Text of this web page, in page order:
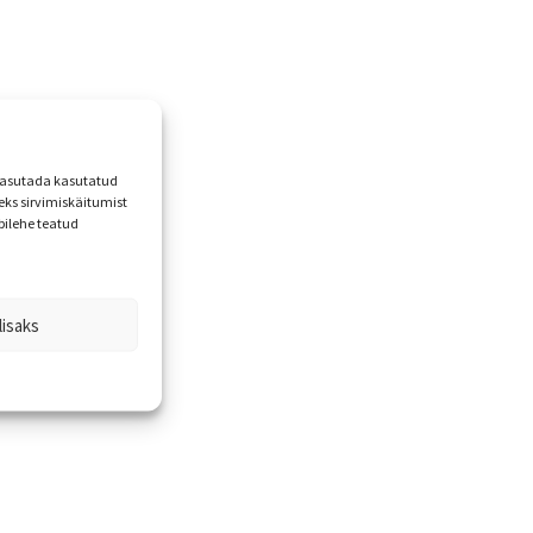
kasutatud
sirvimiskäitumist
teatud